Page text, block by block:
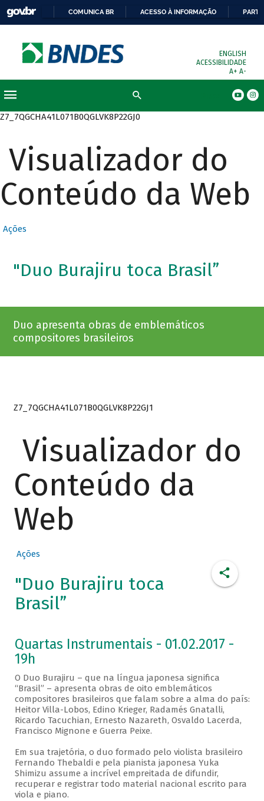
COMUNICA BR ACESSO À INFORMAÇÃO
ENGLISH
ACESSIBILIDADE
A+ A-
Z7_7QGCHA41L071B0QGLVK8P22GJ0
Visualizador do
Conteúdo da Web
Ações
"Duo Burajiru toca Brasil”
Duo apresenta obras de emblemáticos
compositores brasileiros
Z7_7QGCHA41L071B0QGLVK8P22GJ1
Visualizador do
Conteúdo da
Web
Ações
"Duo Burajiru toca
Brasil”
Quartas Instrumentais - 01.02.2017 -
19h
O Duo Burajiru – que na língua japonesa significa
“Brasil” – apresenta obras de oito emblemáticos
compositores brasileiros que falam sobre a alma do país:
Heitor Villa-Lobos, Edino Krieger, Radamés Gnatalli,
Ricardo Tacuchian, Ernesto Nazareth, Osvaldo Lacerda,
Francisco Mignone e Guerra Peixe.
Em sua trajetória, o duo formado pelo violista brasileiro
Fernando Thebaldi e pela pianista japonesa Yuka
Shimizu assume a incrível empreitada de difundir,
recuperar e registrar todo material nacional escrito para
viola e piano.